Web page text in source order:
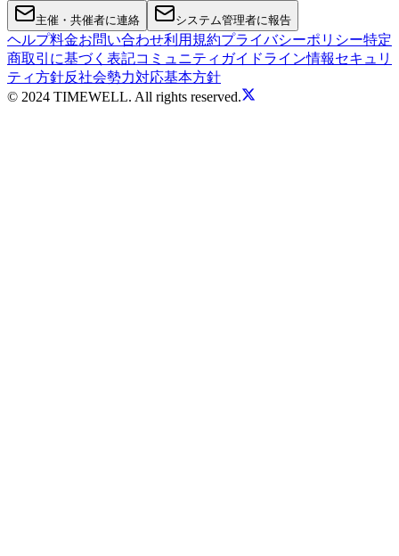
主催・共催者に連絡 システム管理者に報告
ヘルプ料金お問い合わせ利用規約プライバシーポリシー特定
商取引に基づく表記コミュニティガイドライン情報セキュリ
ティ方針反社会勢力対応基本方針
© 2024 TIMEWELL. All rights reserved.